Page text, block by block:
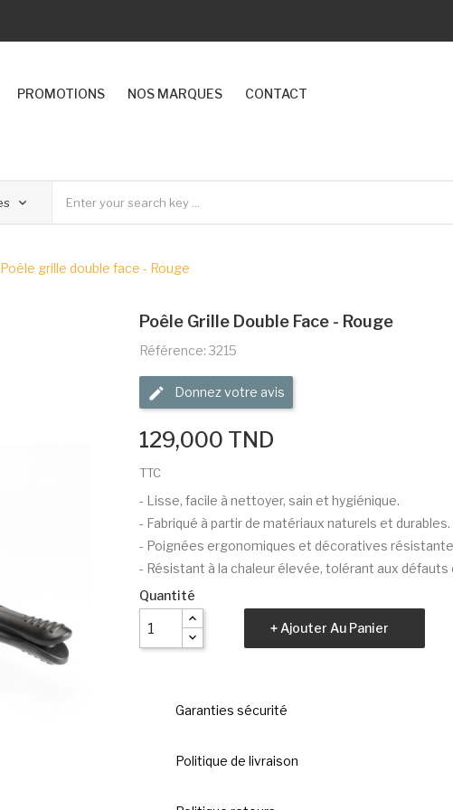
PROMOTIONS NOS MARQUES CONTACT
Poêle grille double face - Rouge
Poêle Grille Double Face - Rouge
Référence: 3215
Donnez votre avis
129,000 TND
TTC
- Lisse, facile à nettoyer, sain et hygiénique.
- Fabriqué à partir de matériaux naturels et durables.
- Poignées ergonomiques et décoratives
- Résistant à la chaleur élevée, tolérant aux défauts
Quantité
Ajouter Au Panier
Garanties sécurité
Politique de livraison